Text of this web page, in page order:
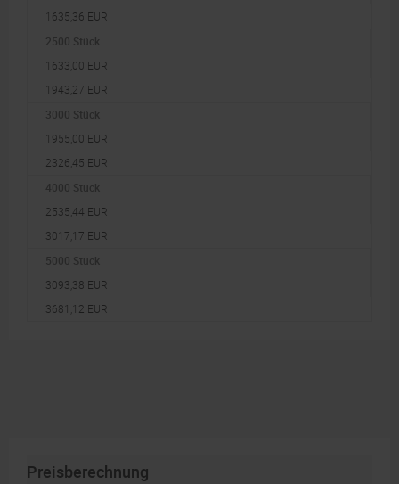
1635,36 EUR
2500 Stück
1633,00 EUR
1943,27 EUR
3000 Stück
1955,00 EUR
2326,45 EUR
4000 Stück
2535,44 EUR
3017,17 EUR
5000 Stück
3093,38 EUR
3681,12 EUR
Preisberechnung